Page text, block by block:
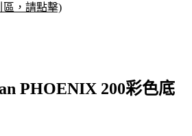
區，請點擊)
PHOENIX 200彩色底